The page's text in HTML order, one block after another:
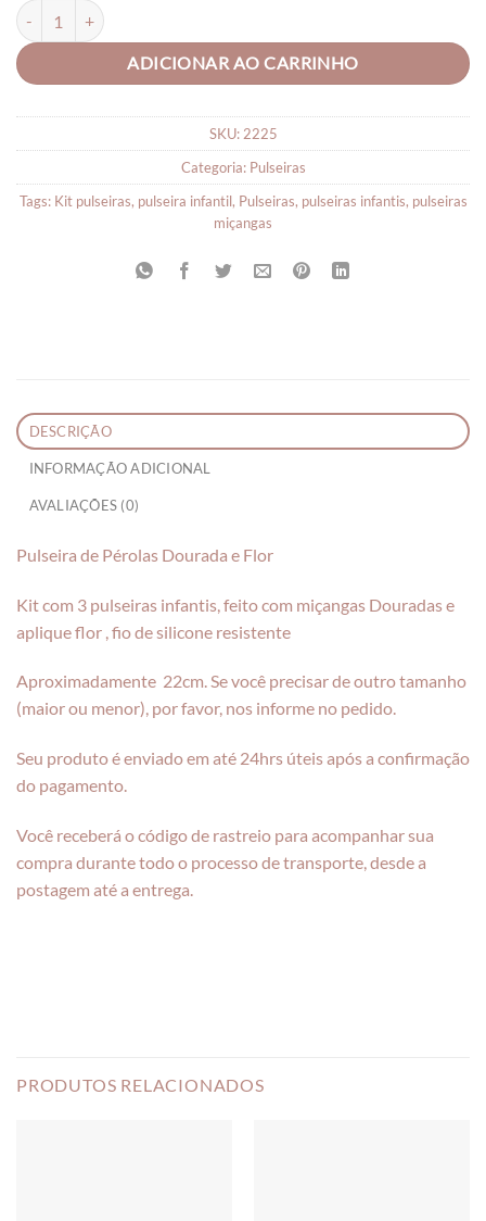
Pulseira de Pérolas Dourada e Flor quantidade
ADICIONAR AO CARRINHO
SKU: 2225
Categoria: Pulseiras
Tags: Kit pulseiras, pulseira infantil, Pulseiras, pulseiras infantis, pulseiras
miçangas
DESCRIÇÃO
INFORMAÇÃO ADICIONAL
AVALIAÇÕES (0)
Pulseira de Pérolas Dourada e Flor
Kit com 3 pulseiras infantis, feito com miçangas Douradas e
aplique flor , fio de silicone resistente
Aproximadamente 22cm. Se você precisar de outro tamanho
(maior ou menor), por favor, nos informe no pedido.
Seu produto é enviado em até 24hrs úteis após a confirmação
do pagamento.
Você receberá o código de rastreio para acompanhar sua
compra durante todo o processo de transporte, desde a
postagem até a entrega.
PRODUTOS RELACIONADOS